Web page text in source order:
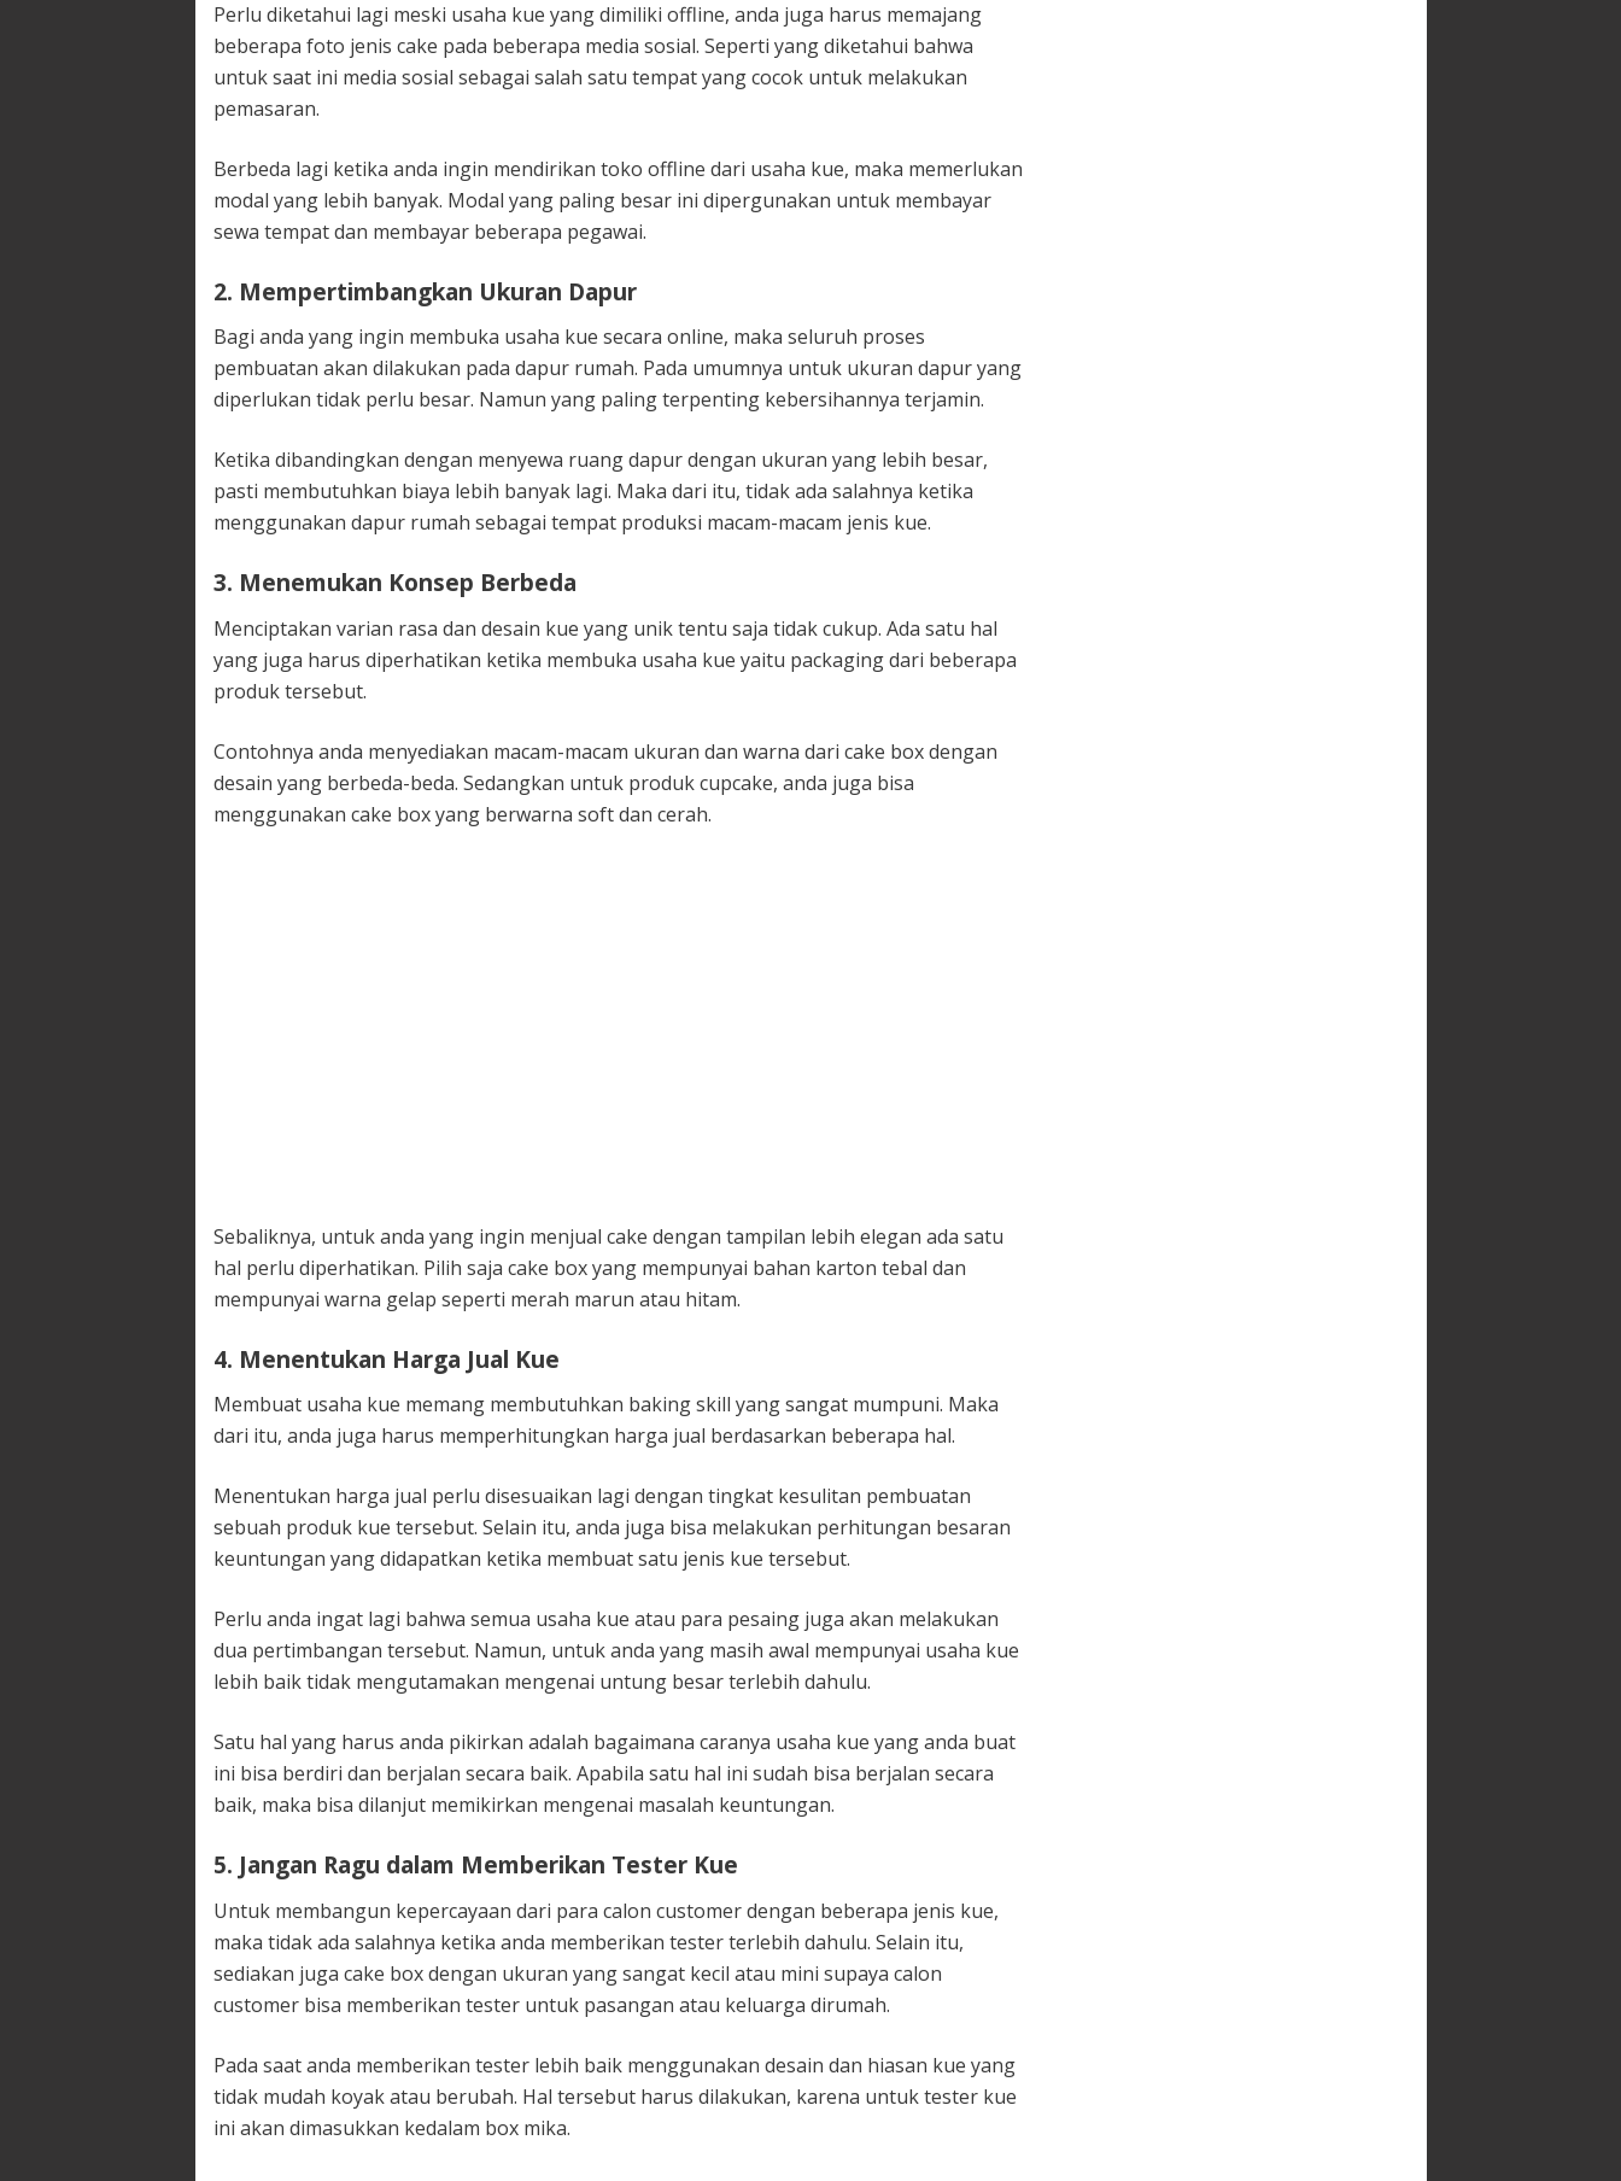
Perlu diketahui lagi meski usaha kue yang dimiliki offline, anda juga harus memajang
beberapa foto jenis cake pada beberapa media sosial. Seperti yang diketahui bahwa
untuk saat ini media sosial sebagai salah satu tempat yang cocok untuk melakukan
pemasaran.
Berbeda lagi ketika anda ingin mendirikan toko offline dari usaha kue, maka memerlukan
modal yang lebih banyak. Modal yang paling besar ini dipergunakan untuk membayar
sewa tempat dan membayar beberapa pegawai.
2. Mempertimbangkan Ukuran Dapur
Bagi anda yang ingin membuka usaha kue secara online, maka seluruh proses
pembuatan akan dilakukan pada dapur rumah. Pada umumnya untuk ukuran dapur yang
diperlukan tidak perlu besar. Namun yang paling terpenting kebersihannya terjamin.
Ketika dibandingkan dengan menyewa ruang dapur dengan ukuran yang lebih besar,
pasti membutuhkan biaya lebih banyak lagi. Maka dari itu, tidak ada salahnya ketika
menggunakan dapur rumah sebagai tempat produksi macam-macam jenis kue.
3. Menemukan Konsep Berbeda
Menciptakan varian rasa dan desain kue yang unik tentu saja tidak cukup. Ada satu hal
yang juga harus diperhatikan ketika membuka usaha kue yaitu packaging dari beberapa
produk tersebut.
Contohnya anda menyediakan macam-macam ukuran dan warna dari cake box dengan
desain yang berbeda-beda. Sedangkan untuk produk cupcake, anda juga bisa
menggunakan cake box yang berwarna soft dan cerah.
Sebaliknya, untuk anda yang ingin menjual cake dengan tampilan lebih elegan ada satu
hal perlu diperhatikan. Pilih saja cake box yang mempunyai bahan karton tebal dan
mempunyai warna gelap seperti merah marun atau hitam.
4. Menentukan Harga Jual Kue
Membuat usaha kue memang membutuhkan baking skill yang sangat mumpuni. Maka
dari itu, anda juga harus memperhitungkan harga jual berdasarkan beberapa hal.
Menentukan harga jual perlu disesuaikan lagi dengan tingkat kesulitan pembuatan
sebuah produk kue tersebut. Selain itu, anda juga bisa melakukan perhitungan besaran
keuntungan yang didapatkan ketika membuat satu jenis kue tersebut.
Perlu anda ingat lagi bahwa semua usaha kue atau para pesaing juga akan melakukan
dua pertimbangan tersebut. Namun, untuk anda yang masih awal mempunyai usaha kue
lebih baik tidak mengutamakan mengenai untung besar terlebih dahulu.
Satu hal yang harus anda pikirkan adalah bagaimana caranya usaha kue yang anda buat
ini bisa berdiri dan berjalan secara baik. Apabila satu hal ini sudah bisa berjalan secara
baik, maka bisa dilanjut memikirkan mengenai masalah keuntungan.
5. Jangan Ragu dalam Memberikan Tester Kue
Untuk membangun kepercayaan dari para calon customer dengan beberapa jenis kue,
maka tidak ada salahnya ketika anda memberikan tester terlebih dahulu. Selain itu,
sediakan juga cake box dengan ukuran yang sangat kecil atau mini supaya calon
customer bisa memberikan tester untuk pasangan atau keluarga dirumah.
Pada saat anda memberikan tester lebih baik menggunakan desain dan hiasan kue yang
tidak mudah koyak atau berubah. Hal tersebut harus dilakukan, karena untuk tester kue
ini akan dimasukkan kedalam box mika.